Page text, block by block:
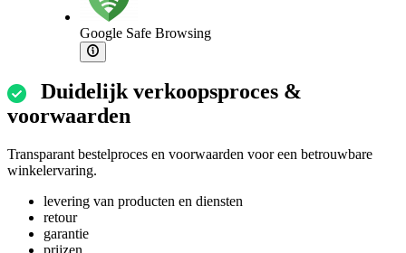
Google Safe Browsing
Duidelijk verkoopsproces &
voorwaarden
Transparant bestelproces en voorwaarden voor een betrouwbare
winkelervaring.
levering van producten en diensten
retour
garantie